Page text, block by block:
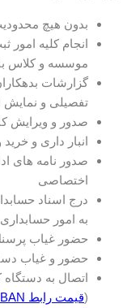
بدون هیچ
انجام کلیه
موسسه و کلاس
گزارشات
تفصیلی و نمایش
صدور و ویرایش
انبار داری و
صدور نامه های
اختصاصی
درج اسناد
به امور حسابداری
حضور غیاب
حضور و غیاب
(قیمت رابط POS BAN